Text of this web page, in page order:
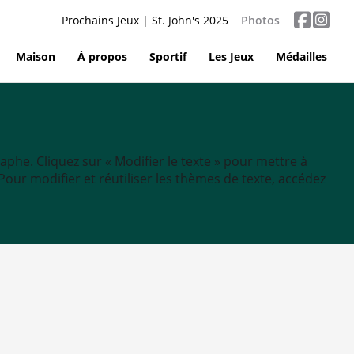
Prochains Jeux | St. John's 2025 Photos
Maison À propos Sportif Les Jeux Médailles
Cliquez sur « Modifier le texte » pour mettre à
modifier et réutiliser les thèmes de texte, accédez